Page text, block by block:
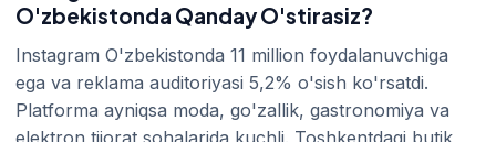
O'zbekistonda Qanday O'stirasiz?
Instagram O'zbekistonda 11 million foydalanuvchiga
ega va reklama auditoriyasi 5,2% o'sish ko'rsatdi.
Platforma ayniqsa moda, go'zallik, gastronomiya va
elektron tijorat sohalarida kuchli. Toshkentdagi butik